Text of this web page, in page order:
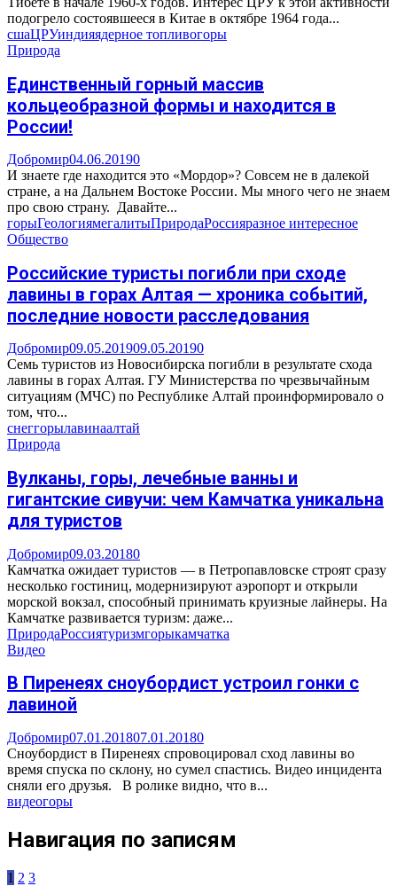
подогрело состоявшееся в Китае в октябре 1964 года...
сшаЦРУиндияядерное топливогоры
Природа
Единственный горный массив
кольцеобразной формы и находится в
России!
Добромир04.06.20190
И знаете где находится это «Мордор»? Совсем не в далекой
стране, а на Дальнем Востоке России. Мы много чего не знаем
про свою страну. Давайте...
горыГеологиямегалитыПриродаРоссияразное интересное
Общество
Российские туристы погибли при сходе
лавины в горах Алтая — хроника событий,
последние новости расследования
Добромир09.05.201909.05.20190
Семь туристов из Новосибирска погибли в результате схода
лавины в горах Алтая. ГУ Министерства по чрезвычайным
ситуациям (МЧС) по Республике Алтай проинформировало о
том, что...
снеггорылавинаалтай
Природа
Вулканы, горы, лечебные ванны и
гигантские сивучи: чем Камчатка уникальна
для туристов
Добромир09.03.20180
Камчатка ожидает туристов — в Петропавловске строят сразу
несколько гостиниц, модернизируют аэропорт и открыли
морской вокзал, способный принимать круизные лайнеры. На
Камчатке развивается туризм: даже...
ПриродаРоссиятуризмгорыкамчатка
Видео
В Пиренеях сноубордист устроил гонки с
лавиной
Добромир07.01.201807.01.20180
Сноубордист в Пиренеях спровоцировал сход лавины во
время спуска по склону, но сумел спастись. Видео инцидента
сняли его друзья. В ролике видно, что в...
видеогоры
Навигация по записям
1 2 3